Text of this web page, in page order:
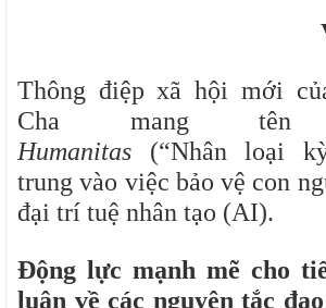
Thông điệp xã hội mới
Cha mang
Humanitas (“Nhân loại
trung vào việc bảo vệ con
đại trí tuệ nhân tạo (AI).
Động lực mạnh mẽ cho
luận về các nguyên tắc